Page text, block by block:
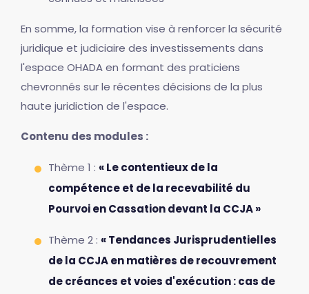
En somme, la formation vise à renforcer la sécurité
juridique et judiciaire des investissements dans
l'espace OHADA en formant des praticiens
chevronnés sur le récentes décisions de la plus
haute juridiction de l'espace.
Contenu des modules :
Thème 1 : « Le contentieux de la
compétence et de la recevabilité du
Pourvoi en Cassation devant la CCJA »
Thème 2 : « Tendances Jurisprudentielles
de la CCJA en matières de recouvrement
de créances et voies d'exécution : cas de